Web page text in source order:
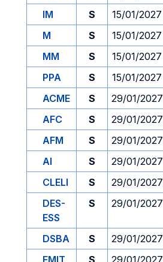
IM
S 15/01/2027
M
S 15/01/2027
MM
S 15/01/2027
PPA
S 15/01/2027
ACME
S 29/01/2027
AFC
S 29/01/2027
AFM
S 29/01/2027
AI
S 29/01/2027
CLELI
S 29/01/2027
DES-
ESS
S 29/01/2027
DSBA S 29/01/2027
EMIT
S 29/01/2027